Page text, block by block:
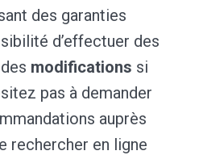
des garanties
d’effectuer des
modifications si
pas à demander
auprès
rechercher en ligne